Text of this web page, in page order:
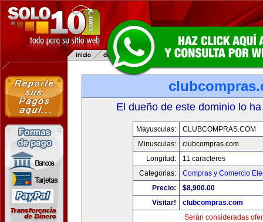
El dueño de este dominio lo
Mayusculas:
CLUBCOMPRAS.COM
Minusculas:
clubcompras.com
Longitud:
11 caracteres
Categorias:
Compras y Comercio
Precio:
$8,900.00
Visitar!
clubcompras.com
Serán consideradas